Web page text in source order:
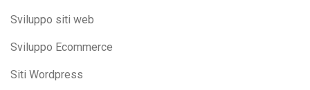
Sviluppo siti web
Sviluppo Ecommerce
Siti Wordpress